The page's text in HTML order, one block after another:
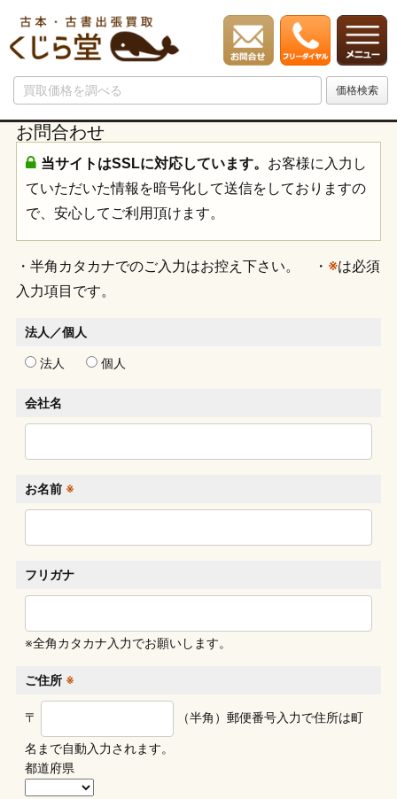
お問合わせ
当サイトはSSLに対応しています。 お客様に入力し
ていただいた情報を暗号化して送信をしておりますの
で、安心してご利用頂けます。
・半角カタカナでのご入力はお控え下さい。 ・ ※は必須
入力項目です。
法人／個人
法人 個人
会社名
お名前※
フリガナ
※全角カタカナ入力でお願いします。
ご住所※
〒 （半角） 郵便番号入力で住所は町
名まで自動入力されます。
都道府県